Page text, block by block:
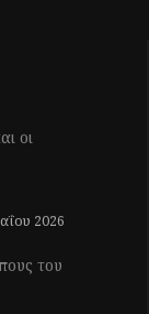
οι
2026
του